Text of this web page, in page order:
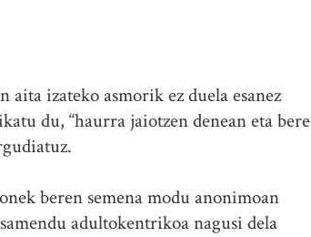
izateko asmorik ez duela esanez
du, “haurra jaiotzen denean eta bere
beren semena modu anonimoan
adultokentrikoa nagusi dela